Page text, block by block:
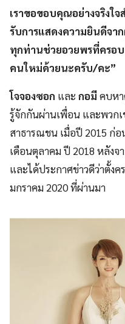
เราขอขอบคุณอย่างจริงใ
รับการแสดงความยินดีจา
ทุกท่านช่วยอวยพรที่ครอ
คนใหม่ด้วยนะครับ/คะ”
โจจองซอก และ กอมีคบห
รู้จักกันผ่านเพื่อน และพวก
สาธารณชน เมื่อปี 2015 ก่
เดือนตุลาคม ปี 2018 หลังจ
และได้ประกาศข่าวดีว่าตั้ง
มกราคม 2020 ที่ผ่านมา